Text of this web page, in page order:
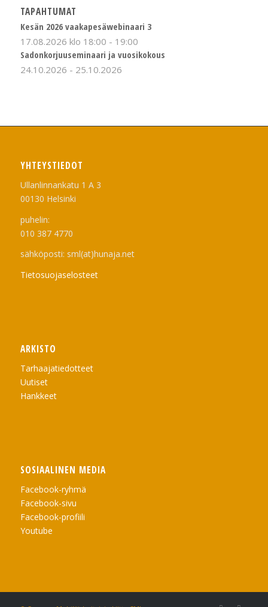
TAPAHTUMAT
Kesän 2026 vaakapesäwebinaari 3
17.08.2026 klo 18:00 - 19:00
Sadonkorjuuseminaari ja vuosikokous
24.10.2026 - 25.10.2026
YHTEYSTIEDOT
Ullanlinnankatu 1 A 3
00130 Helsinki
puhelin:
010 387 4770
sähköposti: sml(at)hunaja.net
Tietosuojaselosteet
ARKISTO
Tarhaajatiedotteet
Uutiset
Hankkeet
SOSIAALINEN MEDIA
Facebook-ryhmä
Facebook-sivu
Facebook-profiili
Youtube